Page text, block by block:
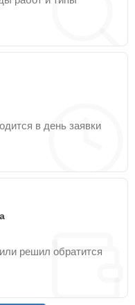
в день заявки
решил обратится